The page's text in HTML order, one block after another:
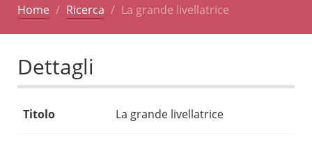
Home Ricerca La grande livellatrice
Dettagli
Titolo La grande livellatrice